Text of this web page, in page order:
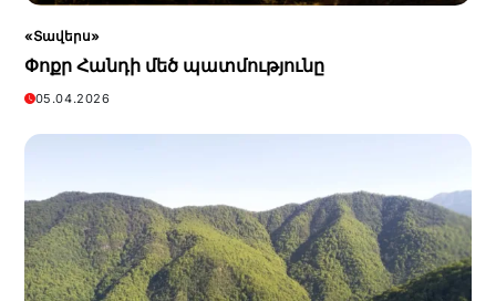
«Տավերս»
Փոքր Հանդի մեծ պատմությունը
05.04.2026